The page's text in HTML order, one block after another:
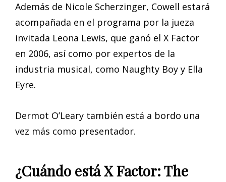
Además de Nicole Scherzinger, Cowell estará
acompañada en el programa por la jueza
invitada Leona Lewis, que ganó el X Factor
en 2006, así como por expertos de la
industria musical, como Naughty Boy y Ella
Eyre.
Dermot O’Leary también está a bordo una
vez más como presentador.
¿Cuándo está X Factor: The